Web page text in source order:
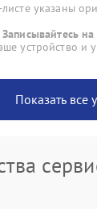
указаны
Записывайтесь
устройство и
Показать все